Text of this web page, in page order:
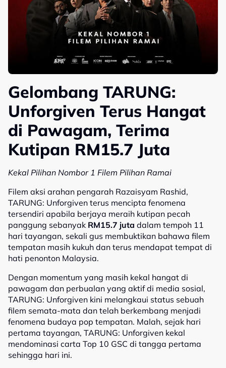
Gelombang TARUNG:
Unforgiven Terus Hangat
di Pawagam, Terima
Kutipan RM15.7 Juta
Kekal Pilihan Nombor 1 Filem Pilihan Ramai
Filem aksi arahan pengarah Razaisyam Rashid,
TARUNG: Unforgiven terus mencipta fenomena
tersendiri apabila berjaya meraih kutipan pecah
panggung sebanyak RM15.7 juta dalam tempoh 11
hari tayangan, sekali gus membuktikan bahawa filem
tempatan masih kukuh dan terus mendapat tempat di
hati penonton Malaysia.
Dengan momentum yang masih kekal hangat di
pawagam dan perbualan yang aktif di media sosial,
TARUNG: Unforgiven kini melangkaui status sebuah
filem semata-mata dan telah berkembang menjadi
fenomena budaya pop tempatan. Malah, sejak hari
pertama tayangan, TARUNG: Unforgiven kekal
mendominasi carta Top 10 GSC di tangga pertama
sehingga hari ini.